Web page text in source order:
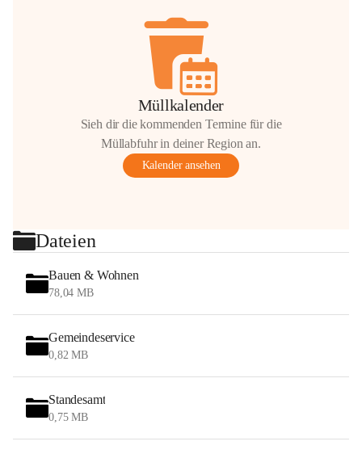
Müllkalender
Sieh dir die kommenden Termine für die
Müllabfuhr in deiner Region an.
Kalender ansehen
Dateien
Bauen & Wohnen
78,04 MB
Gemeindeservice
0,82 MB
Standesamt
0,75 MB